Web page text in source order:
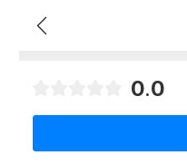
0.0